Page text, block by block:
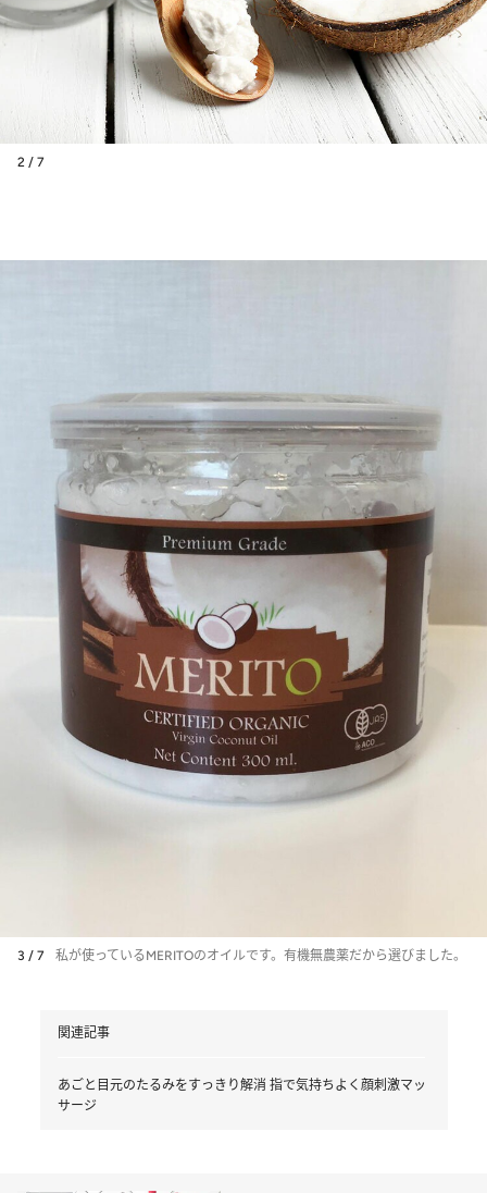
2 / 7
3 / 7 私が使っているMERITOのオイルです。有機無農薬だから選びました。
関連記事
あごと目元のたるみをすっきり解消 指で気持ちよく顔刺激マッ
サージ